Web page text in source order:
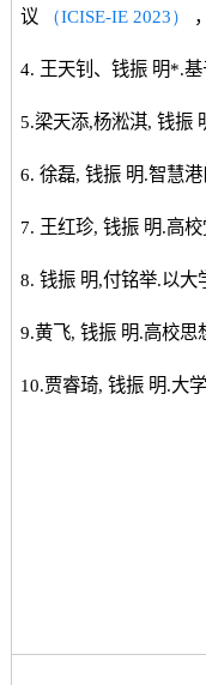
议
（ICISE-IE 2023）
4. 王天钊、钱振 明*.基
5.梁天添,杨淞淇, 钱振
6. 徐磊, 钱振 明.智慧
7. 王红珍, 钱振 明.高
8. 钱振 明,付铭举.以大
9.黄飞, 钱振 明.高校思
10.贾睿琦, 钱振 明.大